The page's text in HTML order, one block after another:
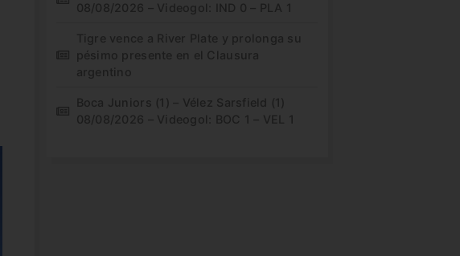
08/08/2026 – Videogol: IND 0 – PLA 1
Tigre vence a River Plate y prolonga su
pésimo presente en el Clausura
argentino
Boca Juniors (1) – Vélez Sarsfield (1)
08/08/2026 – Videogol: BOC 1 – VEL 1